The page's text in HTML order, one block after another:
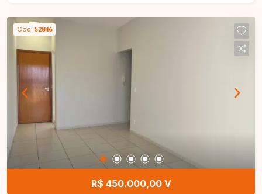
quartos com armários planejados, sendo 1 suíte
equipada com armário e box, banheiro social com
armário e box, cozinha com armários, lavanderia e
2 vagas de garagem. Os ambientes são bem
distribuídos e planejados para oferecer
funcionalidade e conforto no dia a dia. Uma
imóvel completo, bem localizado e pronto para
morar. Entre em contato para mais informações e
agende sua visita!
Cód. 52846
R$ 450.000,00 V